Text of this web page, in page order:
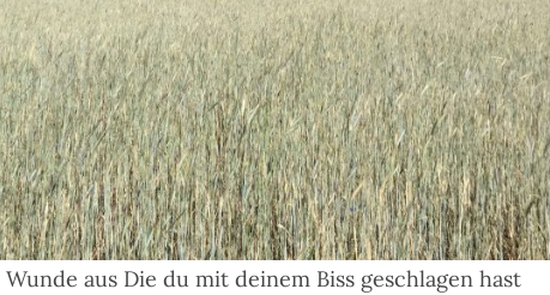
aus Die du mit deinem Biss geschlagen hast